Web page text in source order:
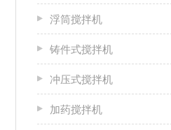
浮筒搅拌机
铸件式搅拌机
冲压式搅拌机
加药搅拌机